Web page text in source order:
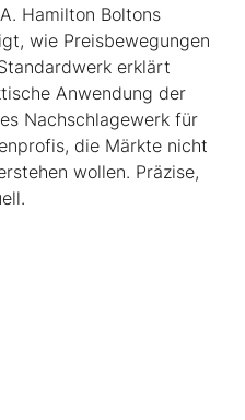
Hamilton Boltons
wie Preisbewegungen
erklärt
Anwendung der
Nachschlagewerk für
die Märkte nicht
wollen. Präzise,